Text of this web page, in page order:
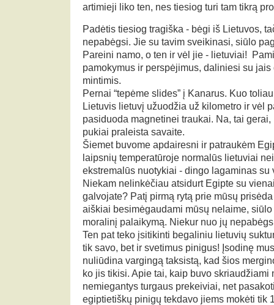
artimieji liko ten, nes tiesiog turi tam tikrą
Padėtis tiesiog tragiška - bėgi iš Lietuvos,
nepabėgsi. Jie su tavim sveikinasi, siūlo
Pareini namo, o ten ir vėl jie - lietuviai!
pamokymus ir perspėjimus, daliniesi su
mintimis.
Pernai “tepėme slides” į Kanarus. Kuo
Lietuvis lietuvį užuodžia už kilometro ir vėl
pasiduoda magnetinei traukai. Na, tai
pukiai praleista savaite.
Šiemet buvome apdairesni ir patraukėm
laipsnių temperatūroje normalūs lietuviai
ekstremalūs nuotykiai - dingo lagaminas su
Niekam nelinkėčiau atsidurt Egipte su
galvojate? Patį pirmą rytą prie mūsų
aiškiai besimėgaudami mūsų nelaime,
moralinį palaikymą. Niekur nuo jų
Ten pat teko įsitikinti begaliniu lietuvių
tik savo, bet ir svetimus pinigus! Įsodinę
nuliūdina vargingą taksistą, kad šios
ko jis tikisi. Apie tai, kaip buvo
nemiegantys turgaus prekeiviai, net
egiptietiškų pinigų tekdavo jiems mokėti tik